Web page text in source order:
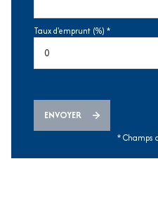
Taux d'emprunt (%) *
ENVOYER
* Champs